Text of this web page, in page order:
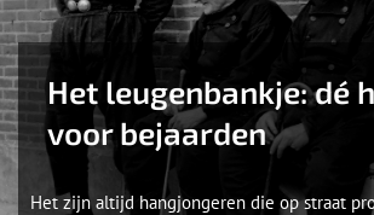
Het leugenbankje: dé
voor bejaarden
Het zijn altijd hangjongeren die op straat